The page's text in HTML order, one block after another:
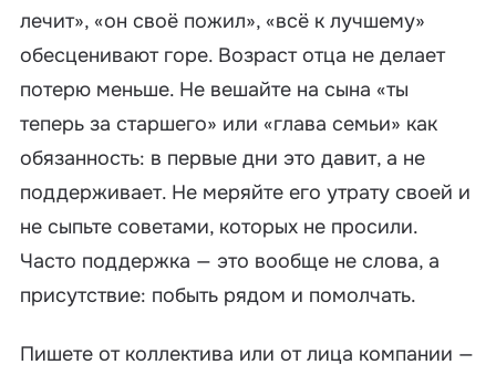
лечит», «он своё пожил», «всё к лучшему»
обесценивают горе. Возраст отца не делает
потерю меньше. Не вешайте на сына «ты
теперь за старшего» или «глава семьи» как
обязанность: в первые дни это давит, а не
поддерживает. Не меряйте его утрату своей и
не сыпьте советами, которых не просили.
Часто поддержка — это вообще не слова, а
присутствие: побыть рядом и помолчать.
Пишете от коллектива или от лица компании —